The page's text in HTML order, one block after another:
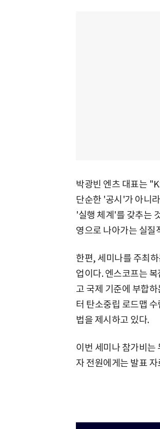
박광빈 엔츠 대표는
단순한 '공시'가 아니
'실행 체계'를 갖추는
영으로 나아가는 실질
한편, 세미나를 주최
업이다. 엔스코프는
고 국제 기준에 부합
터 탄소중립 로드맵
법을 제시하고 있다.
이번 세미나 참가비는
자 전원에게는 발표